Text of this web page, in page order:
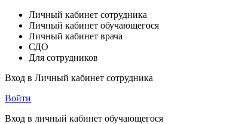
Личный кабинет сотрудника
Личный кабинет обучающегося
Личный кабинет врача
СДО
Для сотрудников
Вход в Личный кабинет сотрудника
Войти
Вход в личный кабинет обучающегося